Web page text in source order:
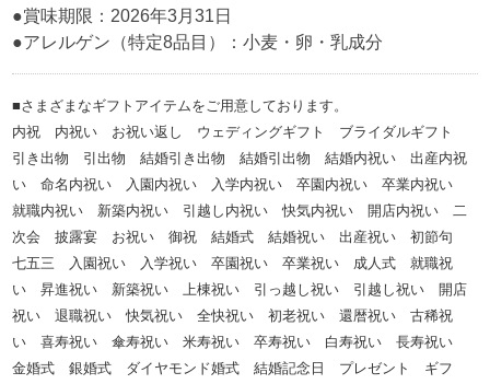
●賞味期限：2026年3月31日
●アレルゲン（特定8品目）：小麦・卵・乳成分
■さまざまなギフトアイテムをご用意しております。
内祝 内祝い お祝い返し ウェディングギフト ブライダルギフト
引き出物 引出物 結婚引き出物 結婚引出物 結婚内祝い 出産内祝
い 命名内祝い 入園内祝い 入学内祝い 卒園内祝い 卒業内祝い
就職内祝い 新築内祝い 引越し内祝い 快気内祝い 開店内祝い 二
次会 披露宴 お祝い 御祝 結婚式 結婚祝い 出産祝い 初節句
七五三 入園祝い 入学祝い 卒園祝い 卒業祝い 成人式 就職祝
い 昇進祝い 新築祝い 上棟祝い 引っ越し祝い 引越し祝い 開店
祝い 退職祝い 快気祝い 全快祝い 初老祝い 還暦祝い 古稀祝
い 喜寿祝い 傘寿祝い 米寿祝い 卒寿祝い 白寿祝い 長寿祝い
金婚式 銀婚式 ダイヤモンド婚式 結婚記念日 プレゼント ギフ